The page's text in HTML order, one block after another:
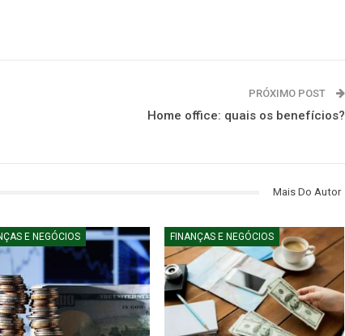
PRÓXIMO POST
Home office: quais os benefícios?
Mais Do Autor
E NEGÓCIOS FINANÇAS E NEGÓCIOS